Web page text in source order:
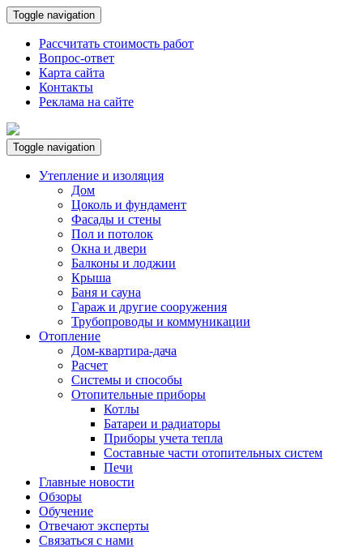
Toggle navigation
Рассчитать стоимость работ
Вопрос-ответ
Карта сайта
Контакты
Реклама на сайте
Toggle navigation
Утепление и изоляция
Дом
Цоколь и фундамент
Фасады и стены
Пол и потолок
Окна и двери
Балконы и лоджии
Крыша
Баня и сауна
Гараж и другие сооружения
Трубопроводы и коммуникации
Отопление
Дом-квартира-дача
Расчет
Системы и способы
Отопительные приборы
Котлы
Батареи и радиаторы
Приборы учета тепла
Составные части отопительных систем
Печи
Главные новости
Обзоры
Обучение
Отвечают эксперты
Связаться с нами